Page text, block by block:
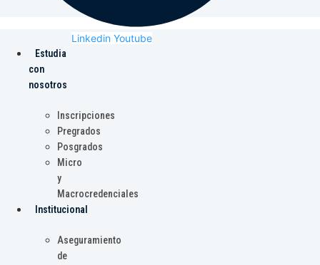
Linkedin Youtube
Estudia
con
nosotros
Inscripciones
Pregrados
Posgrados
Micro
y
Macrocredenciales
Institucional
Aseguramiento
de